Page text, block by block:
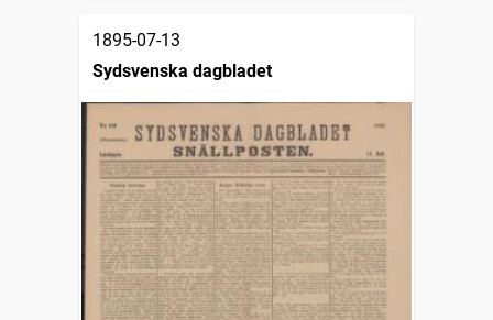
1895-07-13
Sydsvenska dagbladet